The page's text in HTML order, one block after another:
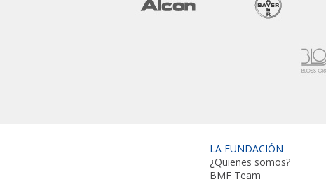
LA FUNDACIÓN
¿Quienes somos?
BMF Team